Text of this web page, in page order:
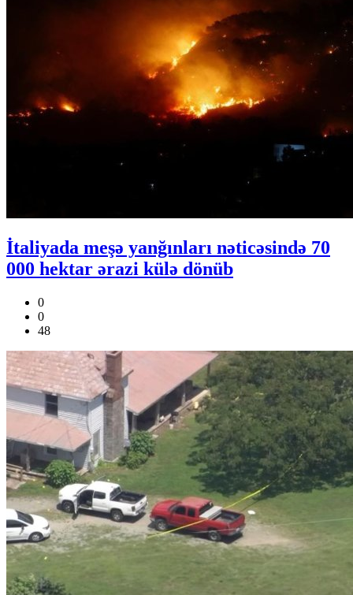
İtaliyada meşə yanğınları nəticəsində 70
000 hektar ərazi külə dönüb
0
0
48